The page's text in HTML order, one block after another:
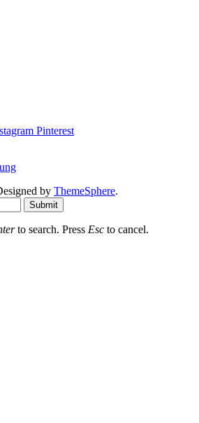
Pinterest
by ThemeSphere.
Submit
to search. Press Esc to cancel.